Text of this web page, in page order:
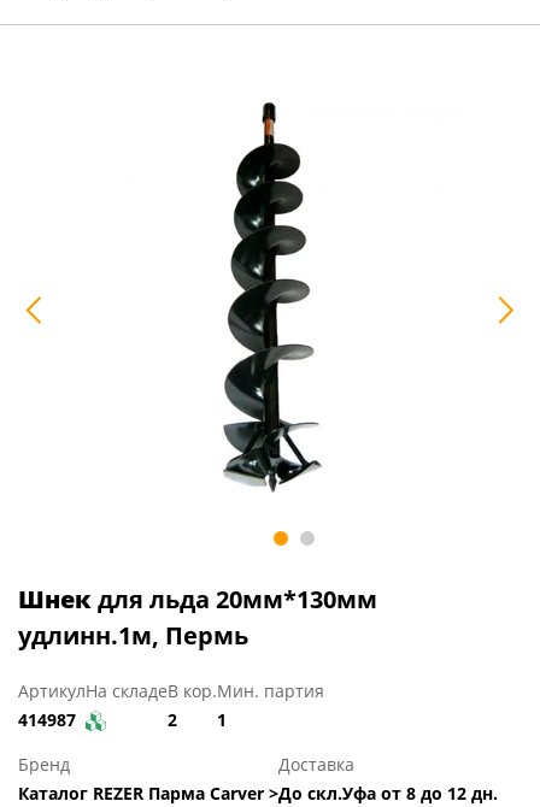
Шнекдля льда 20мм*130мм
удлинн.1м, Пермь
Артикул
414987
На складеВ кор.
2
Мин. партия
1
Бренд
Каталог REZER Парма Carver >
Доставка
До скл.Уфа от 8 до 12 дн.